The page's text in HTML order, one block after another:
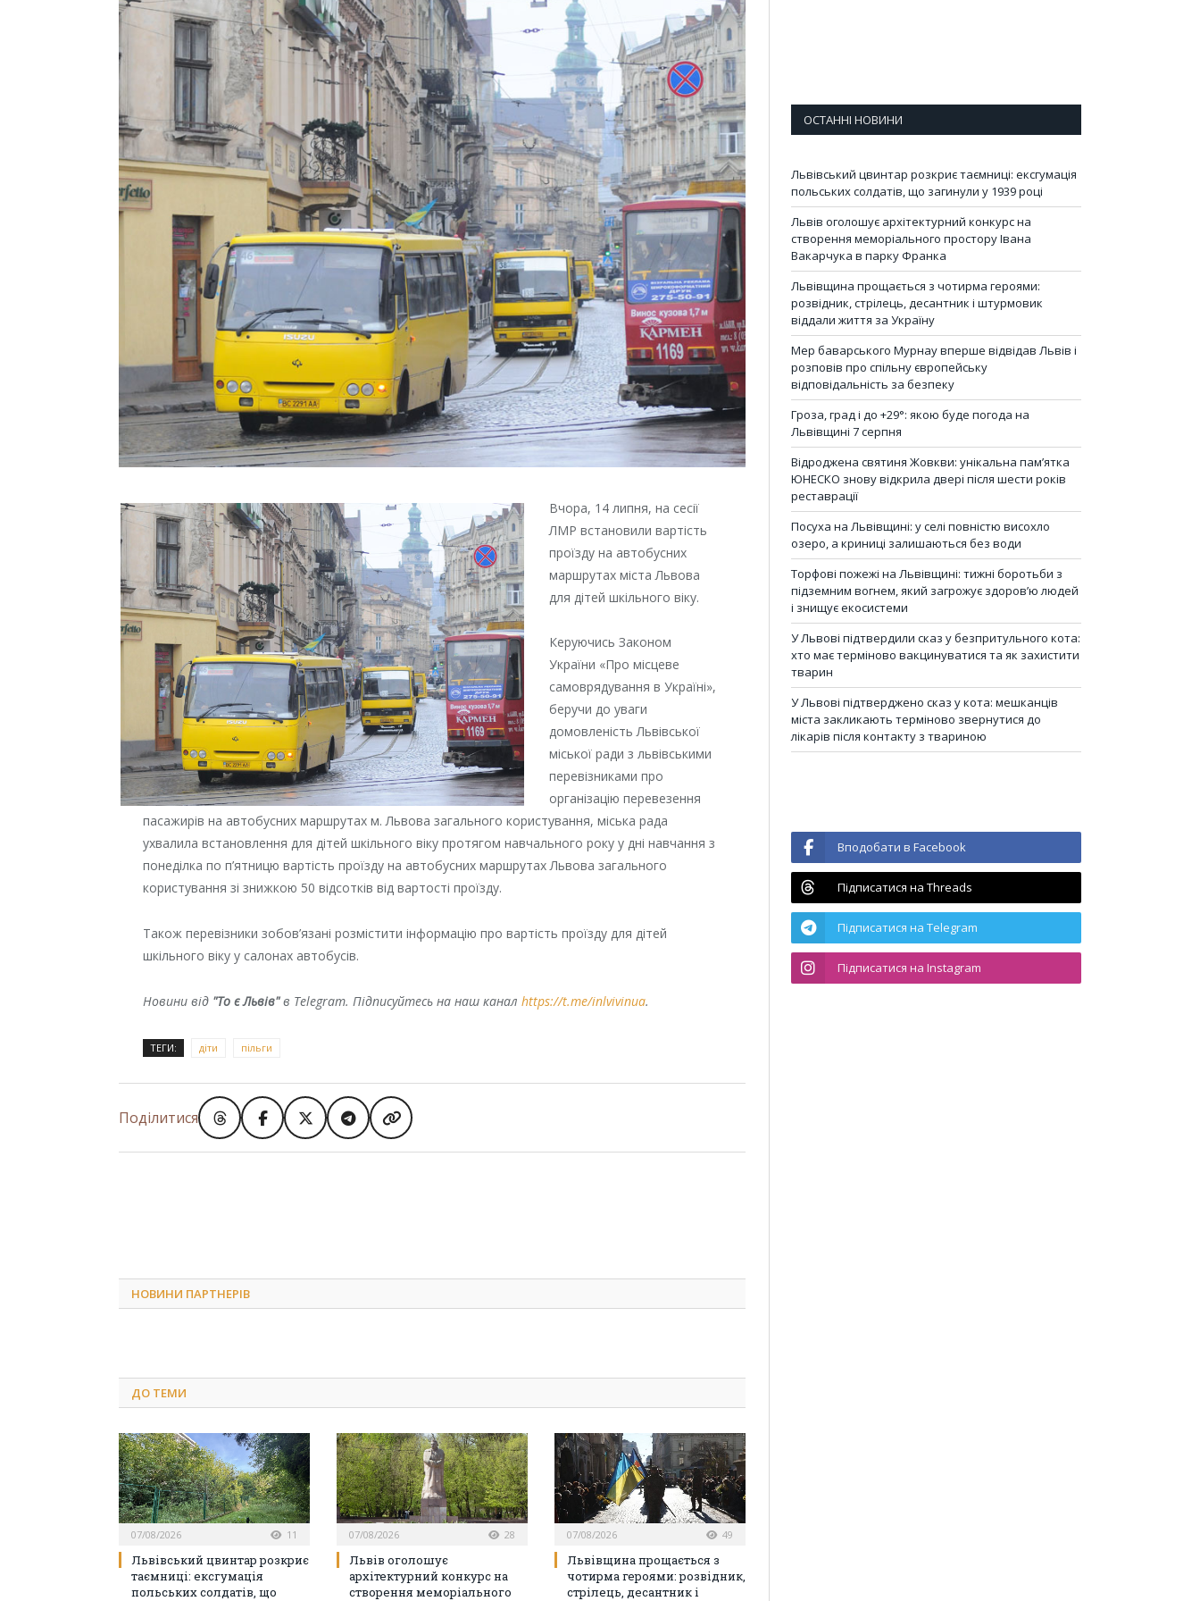
Вчора, 14 липня, на сесії
ЛМР встановили вартість
проїзду на автобусних
маршрутах міста Львова
для дітей шкільного віку.
Керуючись Законом
України «Про місцеве
самоврядування в Україні»,
беручи до уваги
домовленість Львівської
міської ради з львівськими
перевізниками про
організацію перевезення
пасажирів на автобусних маршрутах м. Львова загального користування, міська рада
ухвалила встановлення для дітей шкільного віку протягом навчального року у дні навчання з
понеділка по п’ятницю вартість проїзду на автобусних маршрутах Львова загального
користування зі знижкою 50 відсотків від вартості проїзду.
Також перевізники зобов’язані розмістити інформацію про вартість проїзду для дітей
шкільного віку у салонах автобусів.
Новини від "То є Львів"в Telegram. Підписуйтесь на наш каналhttps://t.me/inlvivinua.
ТЕГИ: діти пільги
Поділитися
НОВИНИ ПАРТНЕРІВ
ДО ТЕМИ
07/08/2026 11
Львівський цвинтар розкриє
таємниці: ексгумація
польських солдатів, що
07/08/2026 28
Львів оголошує
архітектурний конкурс на
створення меморіального
07/08/2026 49
Львівщина прощається з
чотирма героями: розвідник,
стрілець, десантник і
ОСТАННІ НОВИНИ
Львівський цвинтар розкриє таємниці: ексгумація
польських солдатів, що загинули у 1939 році
Львів оголошує архітектурний конкурс на
створення меморіального простору Івана
Вакарчука в парку Франка
Львівщина прощається з чотирма героями:
розвідник, стрілець, десантник і штурмовик
віддали життя за Україну
Мер баварського Мурнау вперше відвідав Львів і
розповів про спільну європейську
відповідальність за безпеку
Гроза, град і до +29°: якою буде погода на
Львівщині 7 серпня
Відроджена святиня Жовкви: унікальна пам’ятка
ЮНЕСКО знову відкрила двері після шести років
реставрації
Посуха на Львівщині: у селі повністю висохло
озеро, а криниці залишаються без води
Торфові пожежі на Львівщині: тижні боротьби з
підземним вогнем, який загрожує здоров’ю людей
і знищує екосистеми
У Львові підтвердили сказ у безпритульного кота:
хто має терміново вакцинуватися та як захистити
тварин
У Львові підтверджено сказ у кота: мешканців
міста закликають терміново звернутися до
лікарів після контакту з твариною
Вподобати в Facebook
Підписатися на Threads
Підписатися на Telegram
Підписатися на Instagram